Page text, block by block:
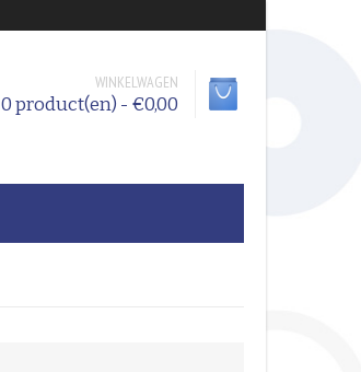
WINKELWAGEN
0 product(en) - €0,00